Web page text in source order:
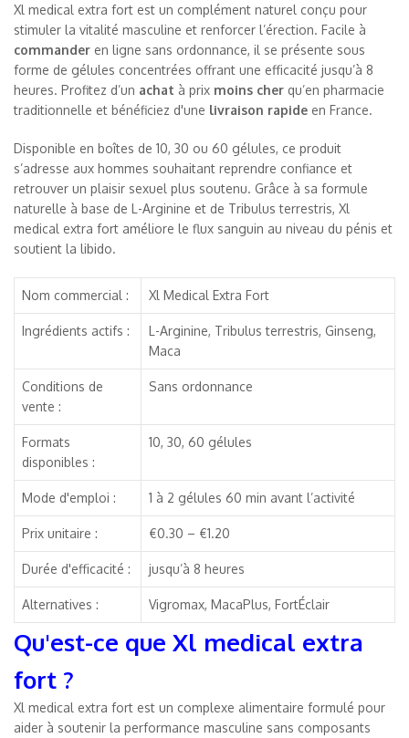
Xl medical extra fort est un complément naturel conçu pour
stimuler la vitalité masculine et renforcer l’érection. Facile à
commander en ligne sans ordonnance, il se présente sous
forme de gélules concentrées offrant une efficacité jusqu’à 8
heures. Profitez d’un achat à prix moins cher qu’en pharmacie
traditionnelle et bénéficiez d'une livraison rapide en France.
Disponible en boîtes de 10, 30 ou 60 gélules, ce produit
s’adresse aux hommes souhaitant reprendre confiance et
retrouver un plaisir sexuel plus soutenu. Grâce à sa formule
naturelle à base de L-Arginine et de Tribulus terrestris, Xl
medical extra fort améliore le flux sanguin au niveau du pénis et
soutient la libido.
Nom commercial : Xl Medical Extra Fort
Ingrédients actifs :
L-Arginine, Tribulus terrestris, Ginseng,
Maca
Conditions de
vente :
Sans ordonnance
Formats
disponibles :
10, 30, 60 gélules
Mode d'emploi : 1 à 2 gélules 60 min avant l’activité
Prix unitaire : €0.30 – €1.20
Durée d'efficacité : jusqu’à 8 heures
Alternatives : Vigromax, MacaPlus, FortÉclair
Qu'est-ce que Xl medical extra
fort ?
Xl medical extra fort est un complexe alimentaire formulé pour
aider à soutenir la performance masculine sans composants